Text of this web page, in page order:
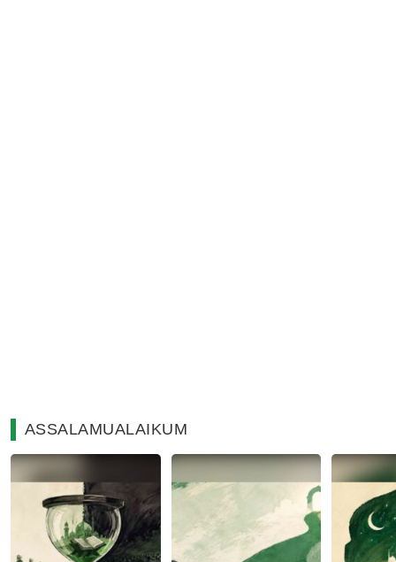
ASSALAMUALAIKUM